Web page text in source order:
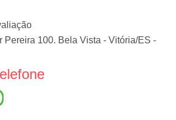
Pereira 100. Bela Vista - Vitória/ES -